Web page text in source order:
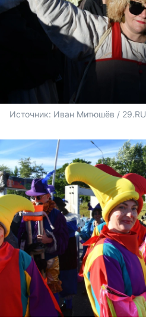
Источник: Иван Митюшёв / 29.RU